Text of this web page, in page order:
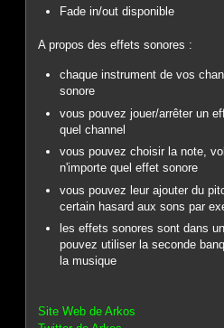
Fade in/out disponible
A propos des effets sonores :
chaque instrument de vos
sonore
vous pouvez jouer/arrêter un
quel channel
vous pouvez choisir la note,
n'importe quel effet sonore
vous pouvez leur ajouter du
certain hasard aux sons par
les effets sonores sont dans
pouvez utiliser la seconde
la musique
Site Web de Arkos